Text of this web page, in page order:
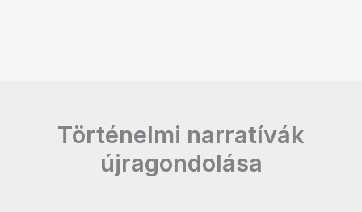
Történelmi narratívák
újragondolása